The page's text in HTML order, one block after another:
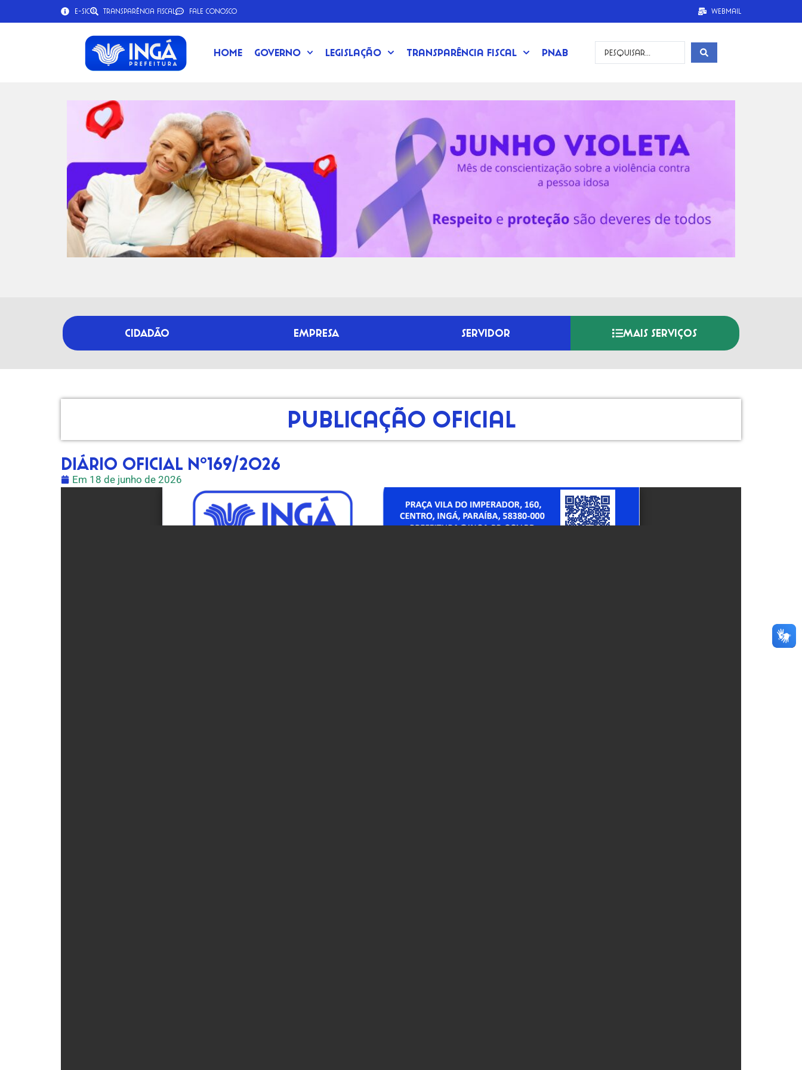
e-SIC Transparência Fiscal Fale Conosco Webmail
Home Governo Legislação Transparência Fiscal PNAB
CIDADÃO EMPRESA SERVIDOR MAIS SERVIÇOS
Publicação Oficial
DIÁRIO OFICIAL Nº169/2026
Em 18 de junho de 2026